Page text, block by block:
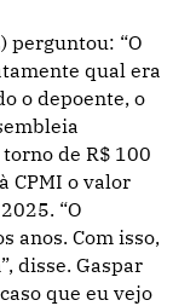
perguntou: “O
qual era
o depoente, o
de R$ 100
CPMI o valor
“O
anos. Com isso,
disse. Gaspar
que eu vejo